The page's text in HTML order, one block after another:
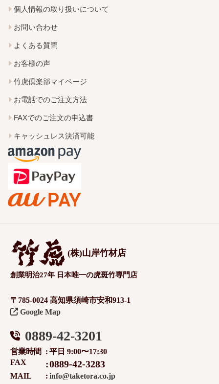
個人情報の取り扱いについて
お問い合わせ
よくある質問
お客様の声
竹虎倶楽部マイページ
お電話でのご注文方法
FAXでのご注文の申込書
キャッシュレス決済可能
(株)山岸竹材店
創業明治27年 日本唯一の虎斑竹専門店
〒785-0024 高知県須崎市安和913-1
Google Map
0889-42-3201
営業時間
平日 9:00〜17:30
FAX
0889-42-3283
MAIL info@taketora.co.jp